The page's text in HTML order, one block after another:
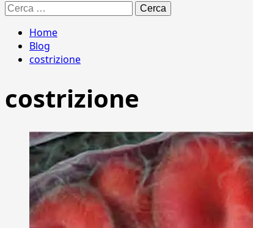
Ricerca
per:
Home
Blog
costrizione
costrizione